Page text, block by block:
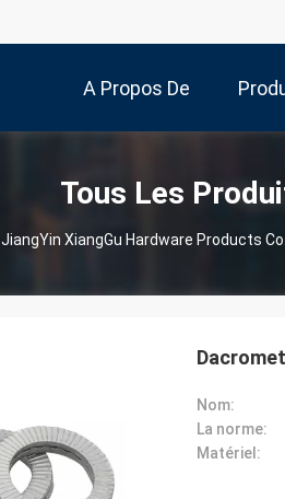
A Propos De
Tous Les
JiangYin XiangGu Hardware Products
Nom:
La norme:
Matériel: